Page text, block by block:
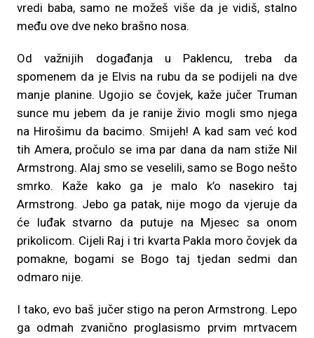
vredi baba, samo ne možeš više da je vidiš, stalno
među ove dve neko brašno nosa.
Od važnijih događanja u Paklencu, treba da
spomenem da je Elvis na rubu da se podijeli na dve
manje planine. Ugojio se čovjek, kaže jučer Truman
sunce mu jebem da je ranije živio mogli smo njega
na Hirošimu da bacimo. Smijeh! A kad sam već kod
tih Amera, pročulo se ima par dana da nam stiže Nil
Armstrong. Alaj smo se veselili, samo se Bogo nešto
smrko. Kaže kako ga je malo k’o nasekiro taj
Armstrong. Jebo ga patak, nije mogo da vjeruje da
će luđak stvarno da putuje na Mjesec sa onom
prikolicom. Cijeli Raj i tri kvarta Pakla moro čovjek da
pomakne, bogami se Bogo taj tjedan sedmi dan
odmaro nije.
I tako, evo baš jučer stigo na peron Armstrong. Lepo
ga odmah zvanično proglasismo prvim mrtvacem